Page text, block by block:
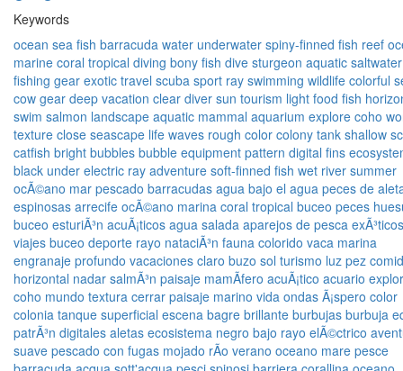
Keywords
ocean sea fish barracuda water underwater spiny-finned fish reef
marine coral tropical diving bony fish dive sturgeon aquatic saltwater
fishing gear exotic travel scuba sport ray swimming wildlife colorful
cow gear deep vacation clear diver sun tourism light food fish
swim salmon landscape aquatic mammal aquarium explore coho
texture close seascape life waves rough color colony tank shallow
catfish bright bubbles bubble equipment pattern digital fins
black under electric ray adventure soft-finned fish wet river summer
ocÃ©ano mar pescado barracudas agua bajo el agua peces de
espinosas arrecife ocÃ©ano marina coral tropical buceo peces
buceo esturiÃ³n acuÃ¡ticos agua salada aparejos de pesca exÃ³ticos
viajes buceo deporte rayo nataciÃ³n fauna colorido vaca marina
engranaje profundo vacaciones claro buzo sol turismo luz pez
horizontal nadar salmÃ³n paisaje mamÃ­fero acuÃ¡tico acuario
coho mundo textura cerrar paisaje marino vida ondas Ã¡spero color
colonia tanque superficial escena bagre brillante burbujas burbuja
patrÃ³n digitales aletas ecosistema negro bajo rayo elÃ©ctrico
suave pescado con fugas mojado rÃ­o verano oceano mare pesce